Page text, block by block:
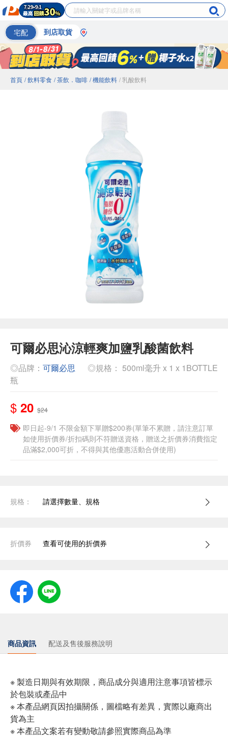
宅配 到店取貨
首頁 / 飲料零食 / 茶飲．咖啡 / 機能飲料 / 乳酸飲料
可爾必思沁涼輕爽加鹽乳酸菌飲料
◎品牌： 可爾必思
◎規格： 500ml毫升 x 1 x 1BOTTLE
瓶
$ 20 $24
即日起-9/1 不限金額下單贈$200券(單筆不累贈，請注意訂單
如使用折價券/折扣碼則不符贈送資格，贈送之折價券消費指定
品滿$2,000可折，不得與其他優惠活動合併使用)
規格： 請選擇數量、規格
折價券 查看可使用的折價券
商品資訊 配送及售後服務說明
※ 製造日期與有效期限，商品成分與適用注意事項皆標示
於包裝或產品中
※ 本產品網頁因拍攝關係，圖檔略有差異，實際以廠商出
貨為主
※ 本產品文案若有變動敬請參照實際商品為準